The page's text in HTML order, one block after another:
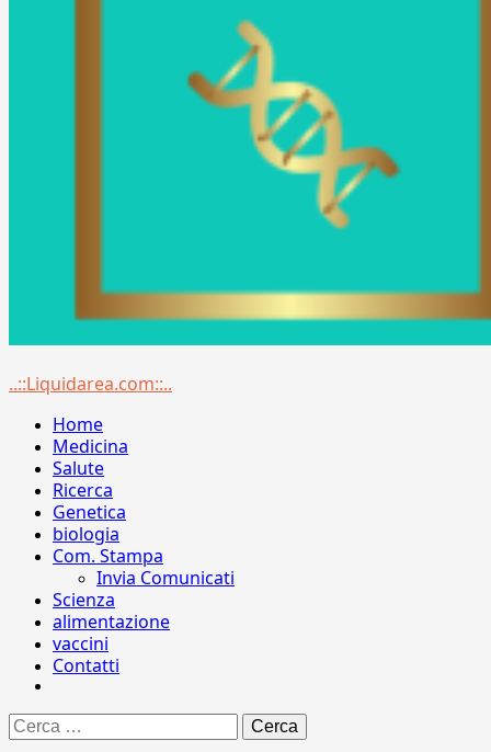
Menu
..::Liquidarea.com::..
Home
Medicina
Salute
Ricerca
Genetica
biologia
Com. Stampa
Invia Comunicati
Scienza
alimentazione
vaccini
Contatti
Ricerca
per: